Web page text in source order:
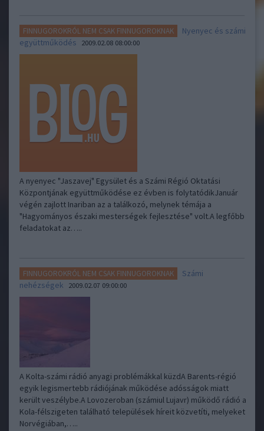
FINNUGOROKRÓL NEM CSAK FINNUGOROKNAK
Nyenyec és számi
együttműködés
2009.02.08 08:00:00
A nyenyec "Jaszavej" Egysület és a Számi Régió Oktatási
Központjának együttműködése ez évben is folytatódikJanuár
végén zajlott Inariban az a találkozó, melynek témája a
"Hagyományos északi mesterségek fejlesztése" volt.A legfőbb
feladatokat az…..
FINNUGOROKRÓL NEM CSAK FINNUGOROKNAK
Számi
nehézségek
2009.02.07 09:00:00
A Kolta-számi rádió anyagi problémákkal küzdA Barents-régió
egyik legismertebb rádiójának működése adósságok miatt
került veszélybe.A Lovozeroban (számiul Lujavr) működő rádió a
Kola-félszigeten található települések híreit közvetíti, melyeket
Norvégiában,…..